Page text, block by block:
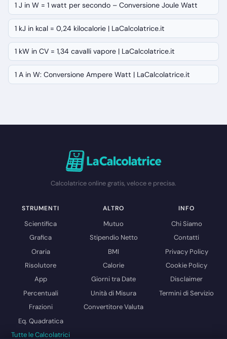
1 J in W = 1 watt per secondo – Conversione Joule Watt
1 kJ in kcal = 0,24 kilocalorie | LaCalcolatrice.it
1 kW in CV = 1,34 cavalli vapore | LaCalcolatrice.it
1 A in W: Conversione Ampere Watt | LaCalcolatrice.it
Calcolatrice online gratis, veloce e precisa.
STRUMENTI
Scientifica
Grafica
Oraria
Risolutore
App
Percentuali
Frazioni
Eq. Quadratica
Tutte le Calcolatrici
ALTRO
Mutuo
Stipendio Netto
BMI
Calorie
Giorni tra Date
Unità di Misura
Convertitore Valuta
INFO
Chi Siamo
Contatti
Privacy Policy
Cookie Policy
Disclaimer
Termini di Servizio